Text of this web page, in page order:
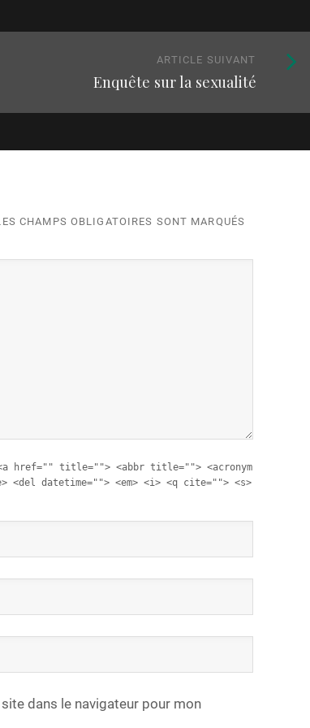
ARTICLE SUIVANT
Enquête sur la sexualité
Article
CHAMPS OBLIGATOIRES SONT MARQUÉS
href="" title=""> <abbr title=""> <acronym
datetime=""> <em> <i> <q cite=""> <s>
dans le navigateur pour mon